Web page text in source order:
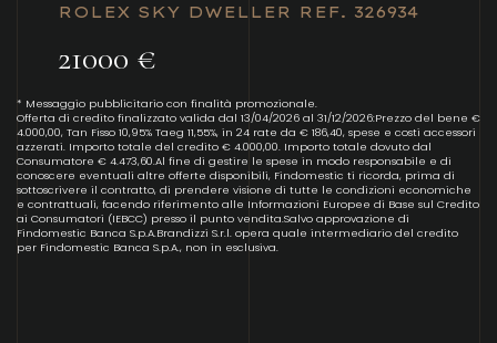
ROLEX SKY DWELLER REF. 326934
21000 €
* Messaggio pubblicitario con finalità promozionale.
Offerta di credito finalizzato valida dal 13/04/2026 al 31/12/2026:Prezzo del bene €
4.000,00, Tan Fisso 10,95% Taeg 11,55%, in 24 rate da € 186,40, spese e costi accessori
azzerati. Importo totale del credito € 4.000,00. Importo totale dovuto dal
Consumatore € 4.473,60.Al fine di gestire le spese in modo responsabile e di
conoscere eventuali altre offerte disponibili, Findomestic ti ricorda, prima di
sottoscrivere il contratto, di prendere visione di tutte le condizioni economiche
e contrattuali, facendo riferimento alle Informazioni Europee di Base sul Credito
ai Consumatori (IEBCC) presso il punto vendita.Salvo approvazione di
Findomestic Banca S.p.A.Brandizzi S.r.l. opera quale intermediario del credito
per Findomestic Banca S.p.A., non in esclusiva.